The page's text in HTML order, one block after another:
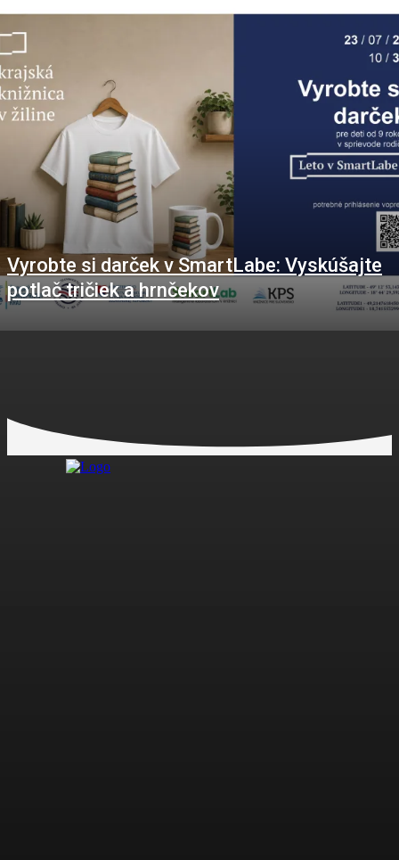
Vyrobte si darček v SmartLabe: Vyskúšajte
potlač tričiek a hrnčekov